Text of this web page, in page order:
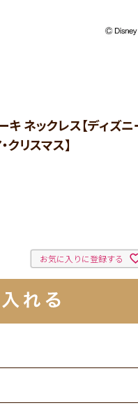
キ ネックレス【ディズニ
クリスマス】
お気に入りに登録する